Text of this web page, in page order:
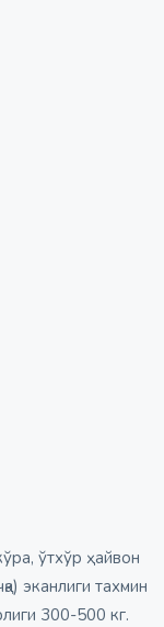
ўтхўр ҳайвон
эканлиги тахмин
300-500 кг.